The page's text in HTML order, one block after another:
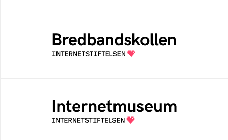
Bredbandskollen är ett oberoende
konsumentverktyg som drivs av
Internetstiftelsen
Ett digitalt museum som byggts, och kureras
av Internetstiftelsen